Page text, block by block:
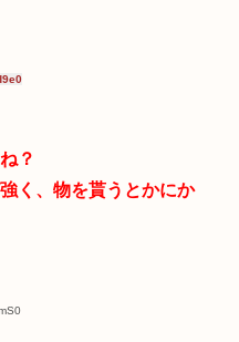
？
く、物を貰うとかにか